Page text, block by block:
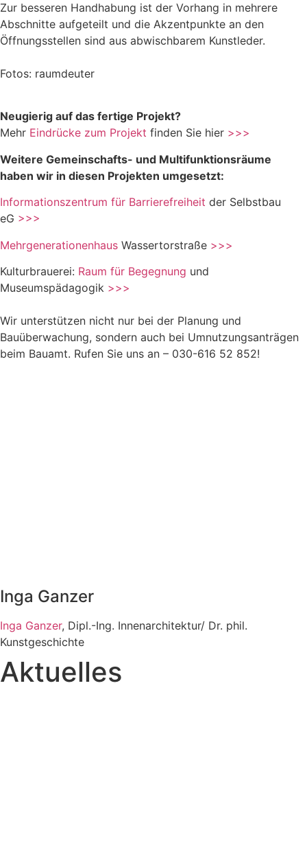
Zur besseren Handhabung ist der Vorhang in mehrere
Abschnitte aufgeteilt und die Akzentpunkte an den
Öffnungsstellen sind aus abwischbarem Kunstleder.
Fotos: raumdeuter
Neugierig auf das fertige Projekt?
Mehr Eindrücke zum Projekt finden Sie hier >>>
Weitere Gemeinschafts- und Multifunktionsräume
haben wir in diesen Projekten umgesetzt:
Informationszentrum für Barrierefreiheit der Selbstbau
eG >>>
Mehrgenerationenhaus Wassertorstraße >>>
Kulturbrauerei: Raum für Begegnung und
Museumspädagogik >>>
Wir unterstützen nicht nur bei der Planung und
Bauüberwachung, sondern auch bei Umnutzungsanträgen
beim Bauamt. Rufen Sie uns an – 030-616 52 852!
Inga Ganzer
Inga Ganzer, Dipl.-Ing. Innenarchitektur/ Dr. phil.
Kunstgeschichte
Aktuelles